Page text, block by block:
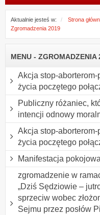
Aktualnie jesteś w: Strona
Zgromadzenia 2019
MENU - ZGROMADZENIA
Akcja stop-
życia poczętego
Publiczny różaniec,
intencji odnowy
Akcja stop-
życia poczętego
Manifestacja pokojowa
zgromadzenie w
„Dziś Sędziowie –
sprzeciw wobec
Sejmu przez posłów